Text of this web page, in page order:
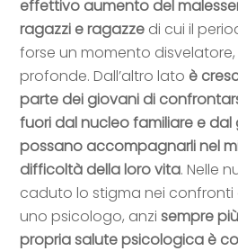
effettivo aumento del
ragazzi e ragazze di cui il
forse un momento
profonde. Dall’altro lato è
parte dei giovani di
fuori dal nucleo familiare e dal
possano accompagnarli nel
difficoltà della loro vita. Nelle
caduto lo stigma nei confronti
uno psicologo, anzisempre
propria salute psicologica è